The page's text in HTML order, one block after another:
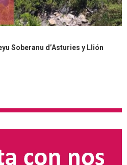
Soberanu d’Asturies y Llión